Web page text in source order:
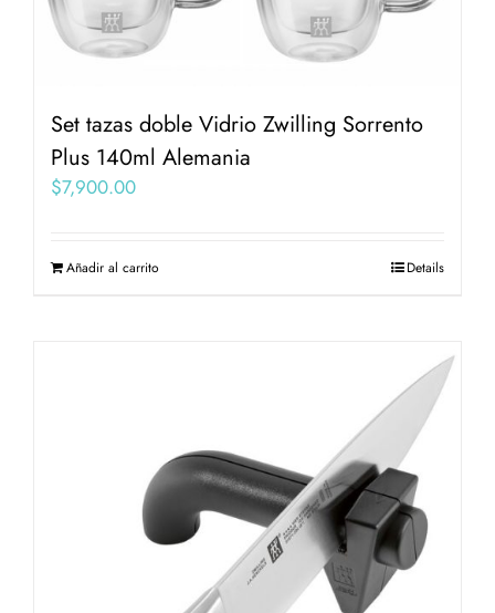
Set tazas doble Vidrio Zwilling Sorrento
Plus 140ml Alemania
$7,900.00
Añadir al carrito Details